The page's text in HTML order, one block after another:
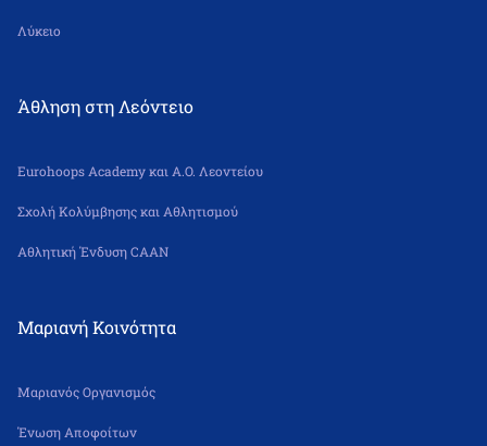
Λύκειο
Άθληση στη Λεόντειο
Eurohoops Academy και Α.Ο. Λεοντείου
Σχολή Κολύμβησης και Αθλητισμού
Αθλητική Ένδυση CAAN
Μαριανή Κοινότητα
Μαριανός Οργανισμός
Ένωση Αποφοίτων